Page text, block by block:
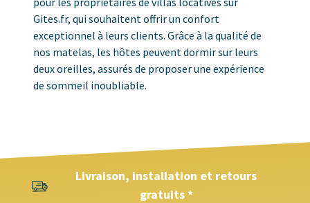
Gites.fr, qui souhaitent offrir un confort
exceptionnel à leurs clients. Grâce à la qualité de
nos matelas, les hôtes peuvent dormir sur leurs
deux oreilles, assurés de proposer une expérience
de sommeil inoubliable.
Livraison, installation et retours
gratuits *